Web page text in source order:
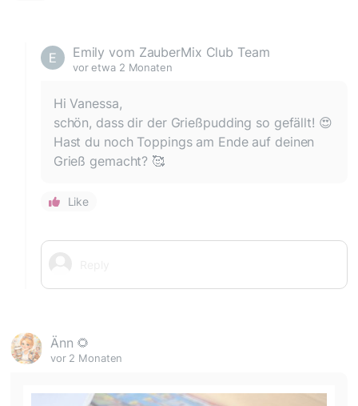
Emily vom ZauberMix Club Team
vor etwa 2 Monaten
Hi Vanessa,
schön, dass dir der Grießpudding so gefällt! 😍
Hast du noch Toppings am Ende auf deinen
Grieß gemacht? 🥰
Like
Änn 🌻
vor 2 Monaten